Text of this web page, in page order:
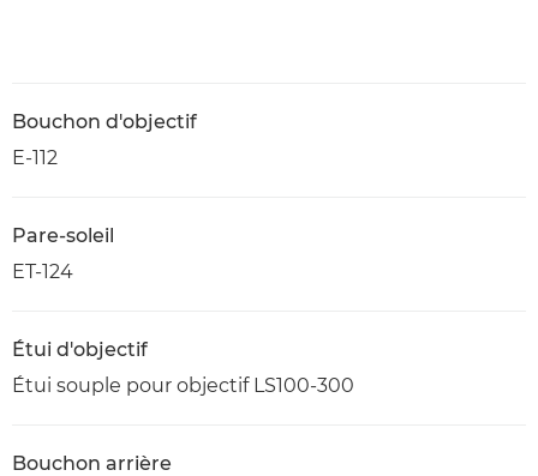
Bouchon d'objectif
E-112
Pare-soleil
ET-124
Étui d'objectif
Étui souple pour objectif LS100-300
Bouchon arrière